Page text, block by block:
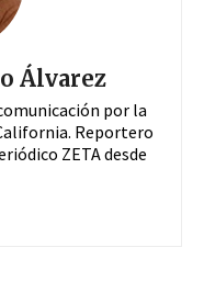
Álvarez
por la
Reportero
ZETA desde